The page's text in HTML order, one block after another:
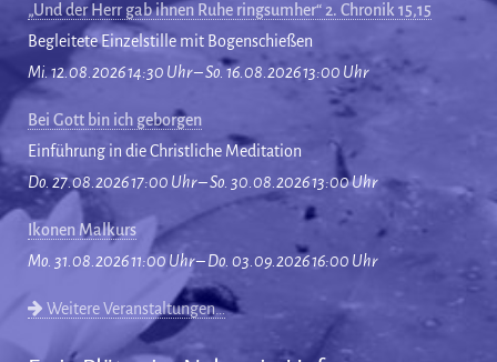
„Und der Herr gab ihnen Ruhe ringsumher“ 2. Chronik 15,15
Begleitete Einzelstille mit Bogenschießen
Mi. 12.08.2026 14:30 Uhr – So. 16.08.2026 13:00 Uhr
Bei Gott bin ich geborgen
Einführung in die Christliche Meditation
Do. 27.08.2026 17:00 Uhr – So. 30.08.2026 13:00 Uhr
Ikonen Malkurs
Mo. 31.08.2026 11:00 Uhr – Do. 03.09.2026 16:00 Uhr
Weitere Veranstaltungen…